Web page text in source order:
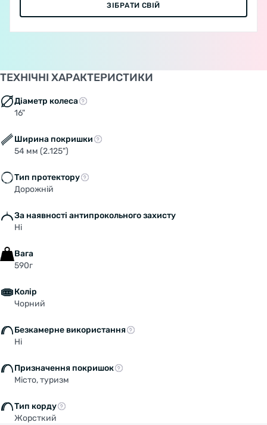
ЗІБРАТИ СВІЙ
ТЕХНІЧНІ ХАРАКТЕРИСТИКИ
Діаметр колеса
16"
Ширина покришки
54 мм (2.125")
Тип протектору
Дорожній
За наявності антипрокольного захисту
Ні
Вага
590г
Колір
Чорний
Безкамерне використання
Ні
Призначення покришок
Місто, туризм
Тип корду
Жорсткий